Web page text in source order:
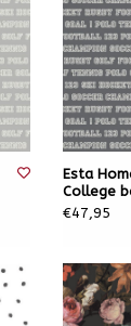
Esta
College
€47,95